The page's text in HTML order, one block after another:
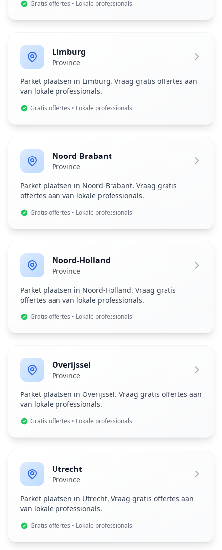
Gratis offertes • Lokale professionals
Limburg
Province
Parket plaatsen in Limburg. Vraag gratis offertes aan
van lokale professionals.
Gratis offertes • Lokale professionals
Noord-Brabant
Province
Parket plaatsen in Noord-Brabant. Vraag gratis
offertes aan van lokale professionals.
Gratis offertes • Lokale professionals
Noord-Holland
Province
Parket plaatsen in Noord-Holland. Vraag gratis
offertes aan van lokale professionals.
Gratis offertes • Lokale professionals
Overijssel
Province
Parket plaatsen in Overijssel. Vraag gratis offertes aan
van lokale professionals.
Gratis offertes • Lokale professionals
Utrecht
Province
Parket plaatsen in Utrecht. Vraag gratis offertes aan
van lokale professionals.
Gratis offertes • Lokale professionals